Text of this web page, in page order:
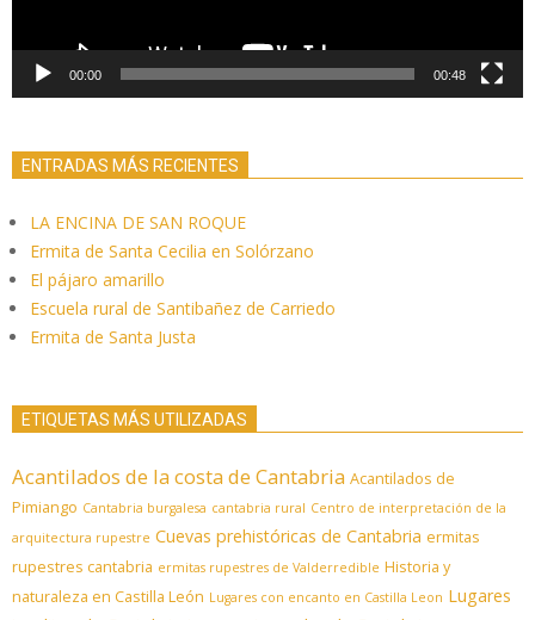
00:00 00:48
ENTRADAS MÁS RECIENTES
LA ENCINA DE SAN ROQUE
Ermita de Santa Cecilia en Solórzano
El pájaro amarillo
Escuela rural de Santibañez de Carriedo
Ermita de Santa Justa
ETIQUETAS MÁS UTILIZADAS
Acantilados de la costa de Cantabria Acantilados de
Pimiango Cantabria burgalesa cantabria rural Centro de interpretación de la
arquitectura rupestre Cuevas prehistóricas de Cantabria ermitas
rupestres cantabria ermitas rupestres de Valderredible Historia y
naturaleza en Castilla León Lugares con encanto en Castilla Leon Lugares